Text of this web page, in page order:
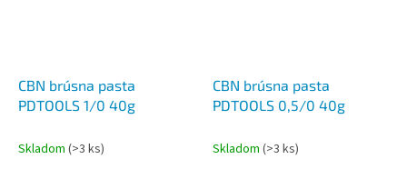
CBN brúsna pasta
PDTOOLS 1/0 40g
Skladom (>3 ks)
CBN brúsna pasta
PDTOOLS 0,5/0 40g
Skladom (>3 ks)